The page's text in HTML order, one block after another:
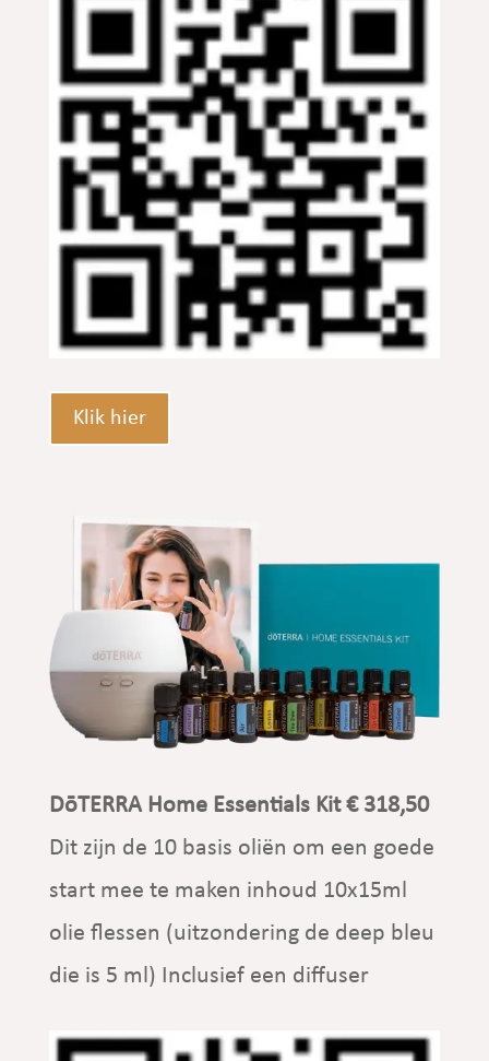
Klik hier
DōTERRA Home Essentials Kit € 318,50
Dit zijn de 10 basis oliën om een goede
start mee te maken inhoud 10x15ml
olie flessen (uitzondering de deep bleu
die is 5 ml) Inclusief een diffuser